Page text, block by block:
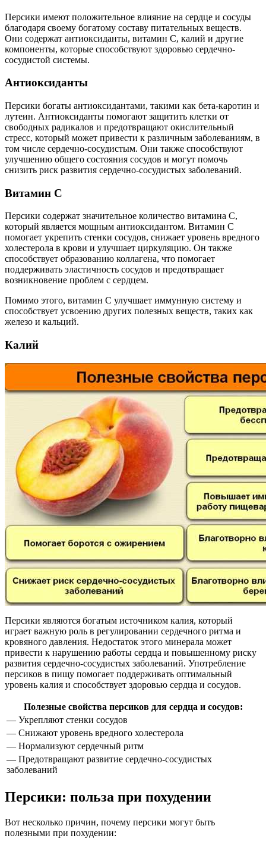
Персики имеют положительное влияние на сердце и сосуды
благодаря своему богатому составу питательных веществ.
Они содержат антиоксиданты, витамин С, калий и другие
компоненты, которые способствуют здоровью сердечно-
сосудистой системы.
Антиоксиданты
Персики богаты антиоксидантами, такими как бета-каротин и
лутеин. Антиоксиданты помогают защитить клетки от
свободных радикалов и предотвращают окислительный
стресс, который может привести к различным заболеваниям, в
том числе сердечно-сосудистым. Они также способствуют
улучшению общего состояния сосудов и могут помочь
снизить риск развития сердечно-сосудистых заболеваний.
Витамин С
Персики содержат значительное количество витамина С,
который является мощным антиоксидантом. Витамин С
помогает укрепить стенки сосудов, снижает уровень вредного
холестерола в крови и улучшает циркуляцию. Он также
способствует образованию коллагена, что помогает
поддерживать эластичность сосудов и предотвращает
возникновение проблем с сердцем.
Помимо этого, витамин С улучшает иммунную систему и
способствует усвоению других полезных веществ, таких как
железо и кальций.
Калий
Персики являются богатым источником калия, который
играет важную роль в регулировании сердечного ритма и
кровяного давления. Недостаток этого минерала может
привести к нарушению работы сердца и повышенному риску
развития сердечно-сосудистых заболеваний. Употребление
персиков в пищу помогает поддерживать оптимальный
уровень калия и способствует здоровью сердца и сосудов.
Полезные свойства персиков для сердца и сосудов:
— Укрепляют стенки сосудов
— Снижают уровень вредного холестерола
— Нормализуют сердечный ритм
— Предотвращают развитие сердечно-сосудистых
заболеваний
Персики: польза при похудении
Вот несколько причин, почему персики могут быть
полезными при похудении: